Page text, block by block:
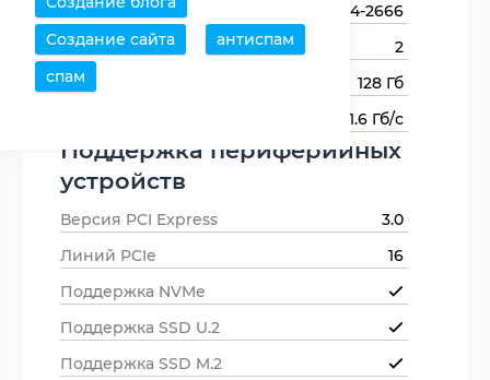
Создание сайта
антиспам
спам
Типы оперативной памяти
DDR4-2666
Каналов памяти
2
Максимальный объем памяти
128 Гб
41.6 Гб/с
Поддержка периферийных
устройств
Версия PCI Express
3.0
Линий PCIe
16
Поддержка NVMe
Поддержка SSD U.2
Поддержка SSD M.2